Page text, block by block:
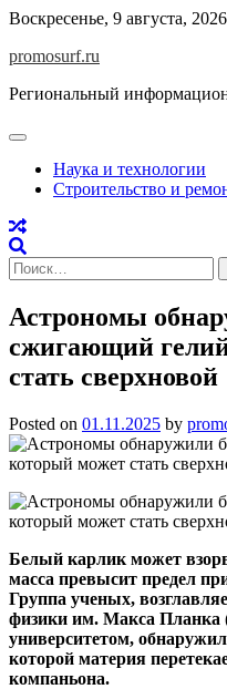
Skip
content
Воскресенье, 9 августа, 2026
promosurf.ru
Региональный
Наука и технологии
Строительство и
Найти:
Астрономы
сжигающий
стать сверхновой
Posted on 01.11.2025 by
Белый карлик может
масса превысит предел
Группа ученых,
физики им. Макса Планка
университетом,
которой материя
компаньона.